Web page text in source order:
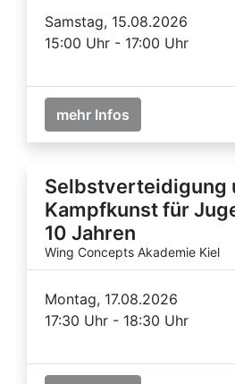
Samstag, 15.08.2026
15:00 Uhr - 17:00 Uhr
mehr Infos
Selbstverteidigung
Kampfkunst für
10 Jahren
Wing Concepts Akademie Kiel
Montag, 17.08.2026
17:30 Uhr - 18:30 Uhr